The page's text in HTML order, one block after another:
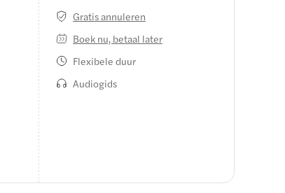
Gratis annuleren
Boek nu, betaal later
Flexibele duur
Audiogids